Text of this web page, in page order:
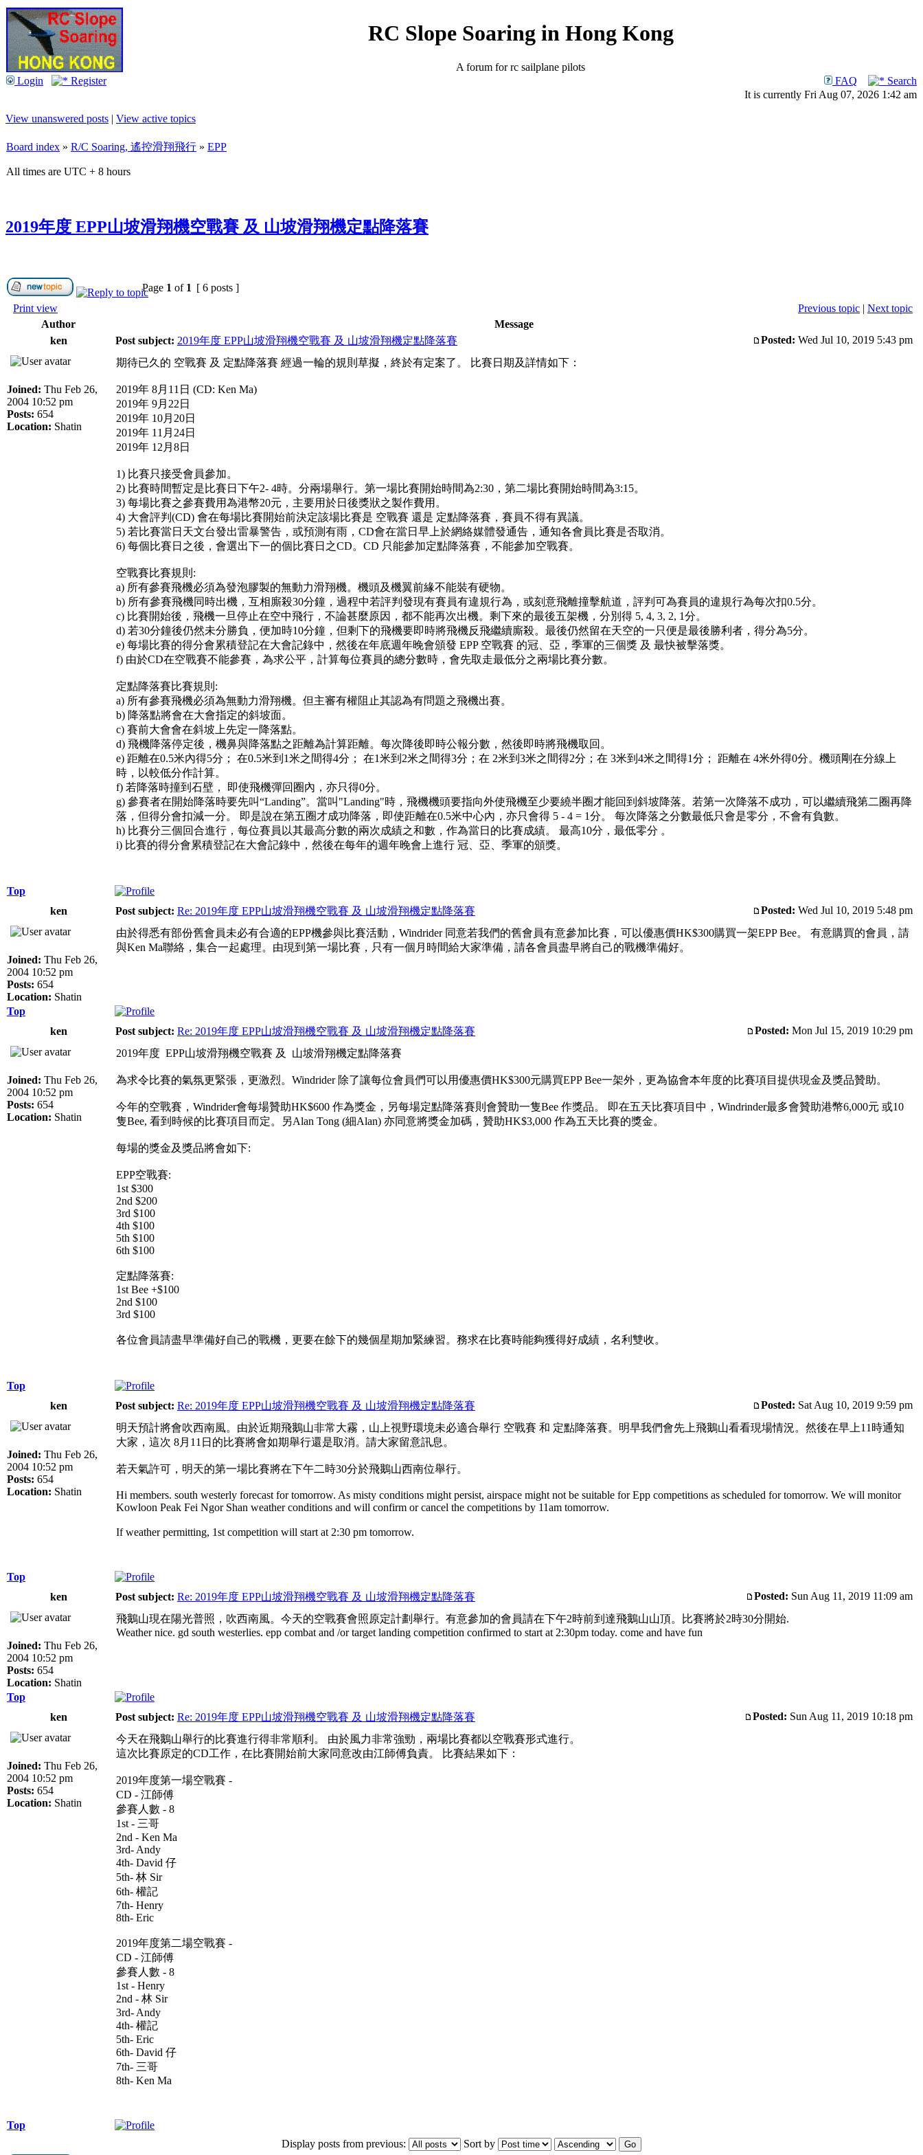
RC Slope Soaring in Hong Kong
A forum for rc sailplane pilots
Login
Register FAQ
Search
It is currently Fri Aug 07, 2026 1:42 am
View unanswered posts | View active topics
Board index » R/C Soaring, 遙控滑翔飛行 » EPP
All times are UTC + 8 hours
2019年度 EPP山坡滑翔機空戰賽 及 山坡滑翔機定點降落賽
Page 1 of 1 [ 6 posts ]
Print view
Previous topic | Next topic
Author
Message
ken
Post subject: 2019年度 EPP山坡滑翔機空戰賽 及 山坡滑翔機定點降落賽 Posted: Wed Jul 10, 2019 5:43 pm
Joined: Thu Feb 26,
2004 10:52 pm
Posts: 654
Location: Shatin
期待已久的 空戰賽 及 定點降落賽 經過一輪的規則草擬，終於有定案了。 比賽日期及詳情如下：
2019年 8月11日 (CD: Ken Ma)
2019年 9月22日
2019年 10月20日
2019年 11月24日
2019年 12月8日
1) 比賽只接受會員參加。
2) 比賽時間暫定是比賽日下午2- 4時。分兩場舉行。第一場比賽開始時間為2:30，第二場比賽開始時間為3:15。
3) 每場比賽之參賽費用為港幣20元，主要用於日後獎狀之製作費用。
4) 大會評判(CD) 會在每場比賽開始前決定該場比賽是 空戰賽 還是 定點降落賽，賽員不得有異議。
5) 若比賽當日天文台發出雷暴警告，或預測有雨，CD會在當日早上於網絡媒體發通告，通知各會員比賽是否取消。
6) 每個比賽日之後，會選出下一的個比賽日之CD。CD 只能參加定點降落賽，不能參加空戰賽。
空戰賽比賽規則:
a) 所有參賽飛機必須為發泡膠製的無動力滑翔機。機頭及機翼前緣不能裝有硬物。
b) 所有參賽飛機同時出機，互相廝殺30分鐘，過程中若評判發現有賽員有違規行為，或刻意飛離撞擊航道，評判可為賽員的違規行為每次扣0.5分。
c) 比賽開始後，飛機一旦停止在空中飛行，不論甚麼原因，都不能再次出機。剩下來的最後五架機，分別得 5, 4, 3, 2, 1分。
d) 若30分鐘後仍然未分勝負，便加時10分鐘，但剩下的飛機要即時將飛機反飛繼續廝殺。最後仍然留在天空的一只便是最後勝利者，得分為5分。
e) 每場比賽的得分會累積登記在大會記錄中，然後在年底週年晚會頒發 EPP 空戰賽 的冠、亞，季軍的三個獎 及 最快被擊落獎。
f) 由於CD在空戰賽不能參賽，為求公平，計算每位賽員的總分數時，會先取走最低分之兩場比賽分數。
定點降落賽比賽規則:
a) 所有參賽飛機必須為無動力滑翔機。但主審有權阻止其認為有問題之飛機出賽。
b) 降落點將會在大會指定的斜坡面。
c) 賽前大會會在斜坡上先定一降落點。
d) 飛機降落停定後，機鼻與降落點之距離為計算距離。每次降後即時公報分數，然後即時將飛機取回。
e) 距離在0.5米內得5分； 在0.5米到1米之間得4分； 在1米到2米之間得3分；在 2米到3米之間得2分；在 3米到4米之間得1分； 距離在 4米外得0分。機頭剛在分線上
時，以較低分作計算。
f) 若降落時撞到石壁， 即使飛機彈回圈內，亦只得0分。
g) 參賽者在開始降落時要先叫“Landing”。當叫"Landing"時，飛機機頭要指向外使飛機至少要繞半圈才能回到斜坡降落。若第一次降落不成功，可以繼續飛第二圈再降
落，但得分會扣減一分。 即是說在第五圈才成功降落，即使距離在0.5米中心內，亦只會得 5 - 4 = 1分。 每次降落之分數最低只會是零分，不會有負數。
h) 比賽分三個回合進行，每位賽員以其最高分數的兩次成績之和數，作為當日的比賽成績。 最高10分，最低零分 。
i) 比賽的得分會累積登記在大會記錄中，然後在每年的週年晚會上進行 冠、亞、季軍的頒獎。
Top
ken
Post subject: Re: 2019年度 EPP山坡滑翔機空戰賽 及 山坡滑翔機定點降落賽 Posted: Wed Jul 10, 2019 5:48 pm
Joined: Thu Feb 26,
2004 10:52 pm
Posts: 654
Location: Shatin
由於得悉有部份舊會員未必有合適的EPP機參與比賽活動，Windrider 同意若我們的舊會員有意參加比賽，可以優惠價HK$300購買一架EPP Bee。 有意購買的會員，請
與Ken Ma聯絡，集合一起處理。由現到第一場比賽，只有一個月時間給大家準備，請各會員盡早將自己的戰機準備好。
Top
ken
Post subject: Re: 2019年度 EPP山坡滑翔機空戰賽 及 山坡滑翔機定點降落賽 Posted: Mon Jul 15, 2019 10:29 pm
Joined: Thu Feb 26,
2004 10:52 pm
Posts: 654
Location: Shatin
2019年度 EPP山坡滑翔機空戰賽 及 山坡滑翔機定點降落賽
為求令比賽的氣氛更緊張，更激烈。Windrider 除了讓每位會員們可以用優惠價HK$300元購買EPP Bee一架外，更為協會本年度的比賽項目提供現金及獎品贊助。
今年的空戰賽，Windrider會每場贊助HK$600 作為獎金，另每場定點降落賽則會贊助一隻Bee 作獎品。 即在五天比賽項目中，Windrinder最多會贊助港幣6,000元 或10
隻Bee, 看到時候的比賽項目而定。另Alan Tong (細Alan) 亦同意將獎金加碼，贊助HK$3,000 作為五天比賽的獎金。
每場的獎金及獎品將會如下:
EPP空戰賽:
1st $300
2nd $200
3rd $100
4th $100
5th $100
6th $100
定點降落賽:
1st Bee +$100
2nd $100
3rd $100
各位會員請盡早準備好自己的戰機，更要在餘下的幾個星期加緊練習。務求在比賽時能夠獲得好成績，名利雙收。
Top
ken
Post subject: Re: 2019年度 EPP山坡滑翔機空戰賽 及 山坡滑翔機定點降落賽 Posted: Sat Aug 10, 2019 9:59 pm
Joined: Thu Feb 26,
2004 10:52 pm
Posts: 654
Location: Shatin
明天預計將會吹西南風。由於近期飛鵝山非常大霧，山上視野環境未必適合舉行 空戰賽 和 定點降落賽。明早我們會先上飛鵝山看看現場情況。然後在早上11時通知
大家，這次 8月11日的比賽將會如期舉行還是取消。請大家留意訊息。
若天氣許可，明天的第一場比賽將在下午二時30分於飛鵝山西南位舉行。
Hi members. south westerly forecast for tomorrow. As misty conditions might persist, airspace might not be suitable for Epp competitions as scheduled for tomorrow. We will monitor
Kowloon Peak Fei Ngor Shan weather conditions and will confirm or cancel the competitions by 11am tomorrow.
If weather permitting, 1st competition will start at 2:30 pm tomorrow.
Top
ken
Post subject: Re: 2019年度 EPP山坡滑翔機空戰賽 及 山坡滑翔機定點降落賽 Posted: Sun Aug 11, 2019 11:09 am
Joined: Thu Feb 26,
2004 10:52 pm
Posts: 654
Location: Shatin
飛鵝山現在陽光普照，吹西南風。今天的空戰賽會照原定計劃舉行。有意參加的會員請在下午2時前到達飛鵝山山頂。比賽將於2時30分開始.
Weather nice. gd south westerlies. epp combat and /or target landing competition confirmed to start at 2:30pm today. come and have fun
Top
ken
Post subject: Re: 2019年度 EPP山坡滑翔機空戰賽 及 山坡滑翔機定點降落賽 Posted: Sun Aug 11, 2019 10:18 pm
Joined: Thu Feb 26,
2004 10:52 pm
Posts: 654
Location: Shatin
今天在飛鵝山舉行的比賽進行得非常順利。 由於風力非常強勁，兩場比賽都以空戰賽形式進行。
這次比賽原定的CD工作，在比賽開始前大家同意改由江師傅負責。 比賽結果如下：
2019年度第一場空戰賽 -
CD - 江師傅
參賽人數 - 8
1st - 三哥
2nd - Ken Ma
3rd- Andy
4th- David 仔
5th- 林 Sir
6th- 權記
7th- Henry
8th- Eric
2019年度第二場空戰賽 -
CD - 江師傅
參賽人數 - 8
1st - Henry
2nd - 林 Sir
3rd- Andy
4th- 權記
5th- Eric
6th- David 仔
7th- 三哥
8th- Ken Ma
Top
Display posts from previous:
Sort by